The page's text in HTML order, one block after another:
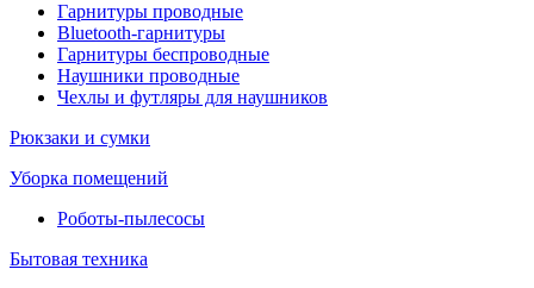
Гарнитуры проводные
Bluetooth-гарнитуры
Гарнитуры беспроводные
Наушники проводные
Чехлы и футляры для наушников
Рюкзаки и сумки
Уборка помещений
Роботы-пылесосы
Бытовая техника